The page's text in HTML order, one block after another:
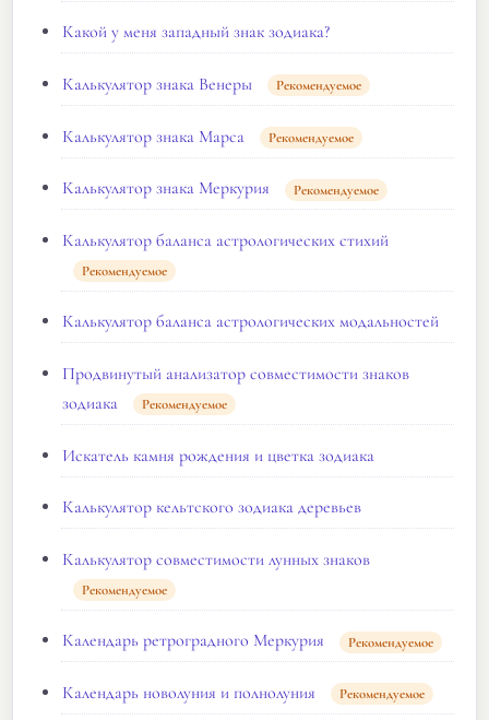
Какой у меня западный знак зодиака?
Калькулятор знака Венеры Рекомендуемое
Калькулятор знака Марса Рекомендуемое
Калькулятор знака Меркурия Рекомендуемое
Калькулятор баланса астрологических стихий
Рекомендуемое
Калькулятор баланса астрологических модальностей
Продвинутый анализатор совместимости знаков
зодиака
Рекомендуемое
Искатель камня рождения и цветка зодиака
Калькулятор кельтского зодиака деревьев
Калькулятор совместимости лунных знаков
Рекомендуемое
Календарь ретроградного Меркурия Рекомендуемое
Календарь новолуния и полнолуния Рекомендуемое